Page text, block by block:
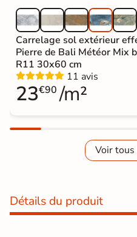
Carrelage sol extérieur
Pierre de Bali Météor Mix
R11 30x60 cm
11 avis
23€90 /m²
Voir
Détails du produit